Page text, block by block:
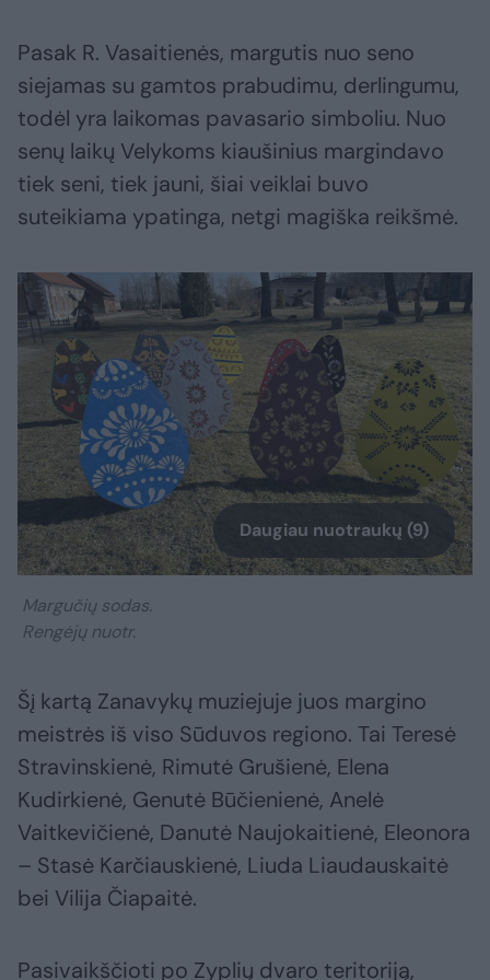
Pasak R. Vasaitienės, margutis nuo seno
siejamas su gamtos prabudimu, derlingumu,
todėl yra laikomas pavasario simboliu. Nuo
senų laikų Velykoms kiaušinius margindavo
tiek seni, tiek jauni, šiai veiklai buvo
suteikiama ypatinga, netgi magiška reikšmė.
Daugiau nuotraukų (9)
Margučių sodas.
Rengėjų nuotr.
Šį kartą Zanavykų muziejuje juos margino
meistrės iš viso Sūduvos regiono. Tai Teresė
Stravinskienė, Rimutė Grušienė, Elena
Kudirkienė, Genutė Būčienienė, Anelė
Vaitkevičienė, Danutė Naujokaitienė, Eleonora
– Stasė Karčiauskienė, Liuda Liaudauskaitė
bei Vilija Čiapaitė.
Pasivaikščioti po Zyplių dvaro teritoriją,